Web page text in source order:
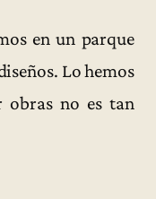
en un parque
Lo hemos
obras no es tan